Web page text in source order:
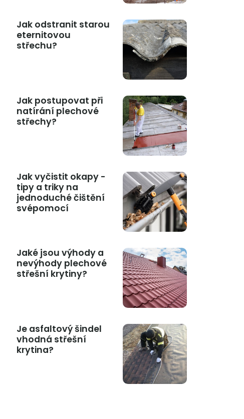
Jak odstranit starou
eternitovou
střechu?
Jak postupovat při
natírání plechové
střechy?
Jak vyčistit okapy -
tipy a triky na
jednoduché čištění
svépomocí
Jaké jsou výhody a
nevýhody plechové
střešní krytiny?
Je asfaltový šindel
vhodná střešní
krytina?